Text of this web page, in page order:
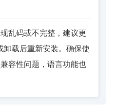
乱码或不完整，建议更
载后重新安装。确保使
容性问题，语言功能也